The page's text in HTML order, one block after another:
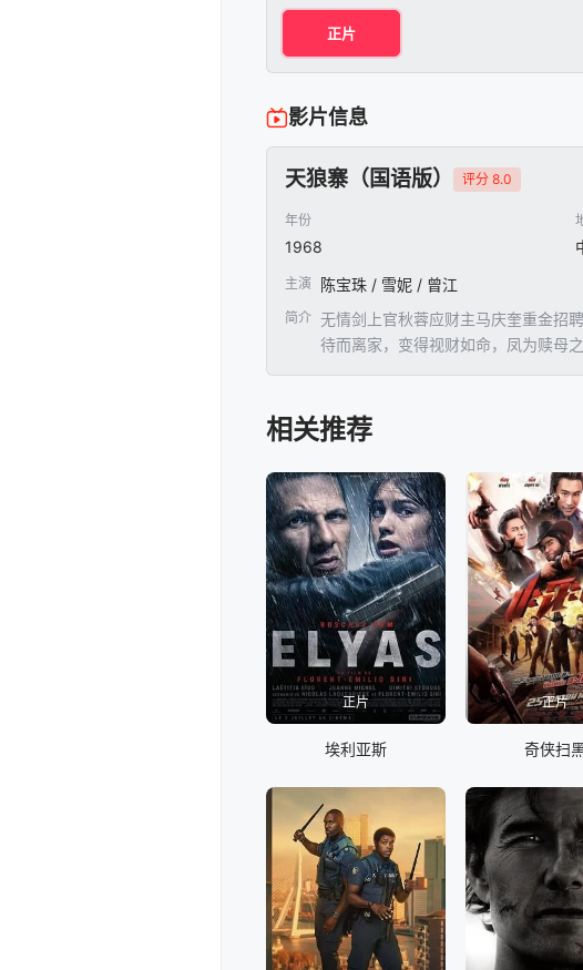
正片
影片信息
天狼寨（国语版） 评分 8.0
年份
1968
主演 陈宝珠 / 雪妮 / 曾江
简介 无情剑上官秋蓉应财主马庆奎重金招
待而离家，变得视财如命，凤为赎母
相关推荐
正片
埃利亚斯
正片
奇侠扫